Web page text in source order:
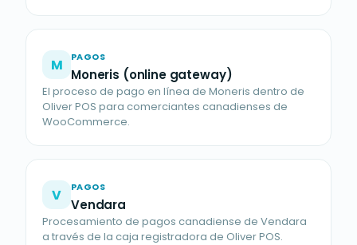
M PAGOS
Moneris (online gateway)
El proceso de pago en línea de Moneris dentro de
Oliver POS para comerciantes canadienses de
WooCommerce.
V PAGOS
Vendara
Procesamiento de pagos canadiense de Vendara
a través de la caja registradora de Oliver POS.